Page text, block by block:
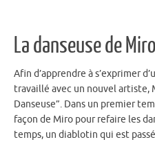
La danseuse de Miro
Afin d’apprendre à s’exprimer
travaillé avec un nouvel artiste,
Danseuse”. Dans un premier
façon de Miro pour refaire les
temps, un diablotin qui est